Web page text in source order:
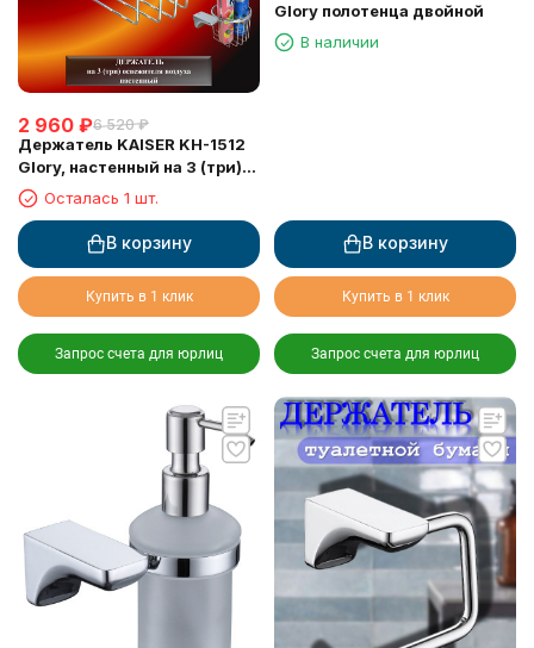
2 960 ₽6 520 ₽
Держатель KAISER KH-1512
Glory, настенный на 3 (три)
освежителя воздуха
Осталась 1 шт.
В корзину
Купить в 1 клик
Запрос счета для юрлиц
Glory полотенца двойной
В наличии
В корзину
Купить в 1 клик
Запрос счета для юрлиц